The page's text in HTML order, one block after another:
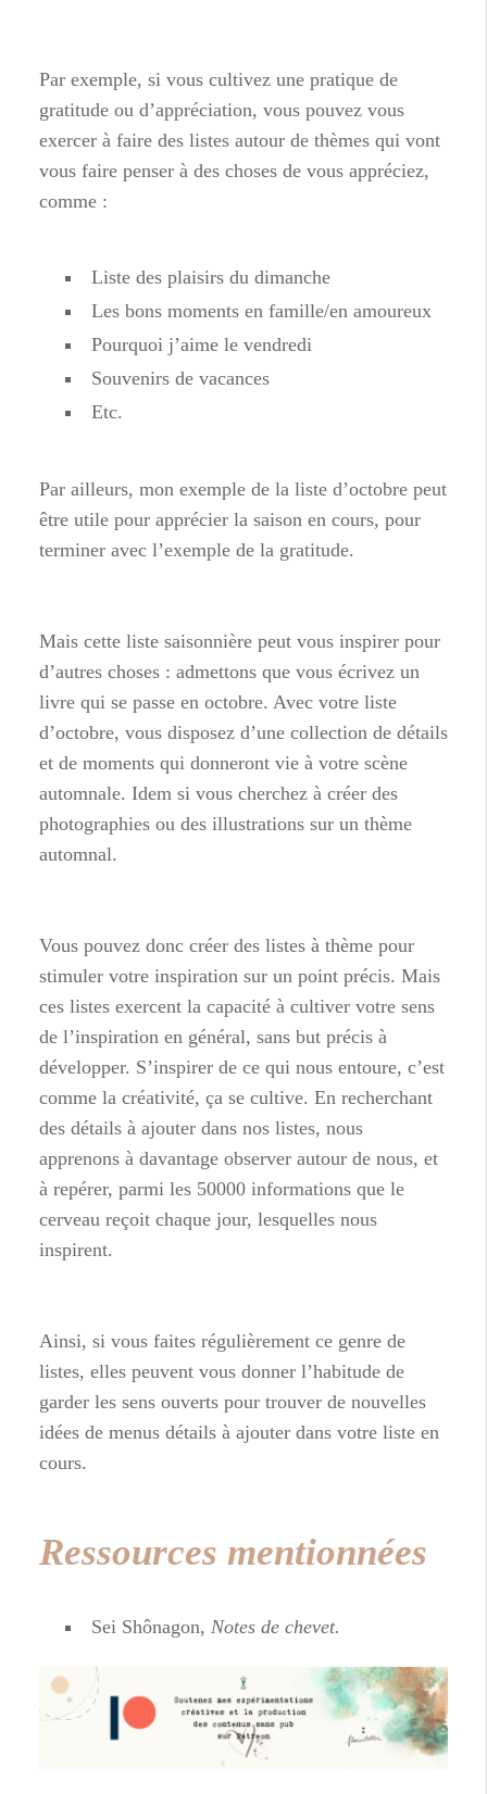
Par exemple, si vous cultivez une pratique de
gratitude ou d’appréciation, vous pouvez vous
exercer à faire des listes autour de thèmes qui vont
vous faire penser à des choses de vous appréciez,
comme :
Liste des plaisirs du dimanche
Les bons moments en famille/en amoureux
Pourquoi j’aime le vendredi
Souvenirs de vacances
Etc.
Par ailleurs, mon exemple de la liste d’octobre peut
être utile pour apprécier la saison en cours, pour
terminer avec l’exemple de la gratitude.
Mais cette liste saisonnière peut vous inspirer pour
d’autres choses : admettons que vous écrivez un
livre qui se passe en octobre. Avec votre liste
d’octobre, vous disposez d’une collection de détails
et de moments qui donneront vie à votre scène
automnale. Idem si vous cherchez à créer des
photographies ou des illustrations sur un thème
automnal.
Vous pouvez donc créer des listes à thème pour
stimuler votre inspiration sur un point précis. Mais
ces listes exercent la capacité à cultiver votre sens
de l’inspiration en général, sans but précis à
développer. S’inspirer de ce qui nous entoure, c’est
comme la créativité, ça se cultive. En recherchant
des détails à ajouter dans nos listes, nous
apprenons à davantage observer autour de nous, et
à repérer, parmi les 50000 informations que le
cerveau reçoit chaque jour, lesquelles nous
inspirent.
Ainsi, si vous faites régulièrement ce genre de
listes, elles peuvent vous donner l’habitude de
garder les sens ouverts pour trouver de nouvelles
idées de menus détails à ajouter dans votre liste en
cours.
Ressources mentionnées
Sei Shônagon,Notes de chevet.